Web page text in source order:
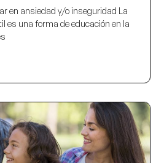
en ansiedad y/o inseguridad La
es una forma de educación en la